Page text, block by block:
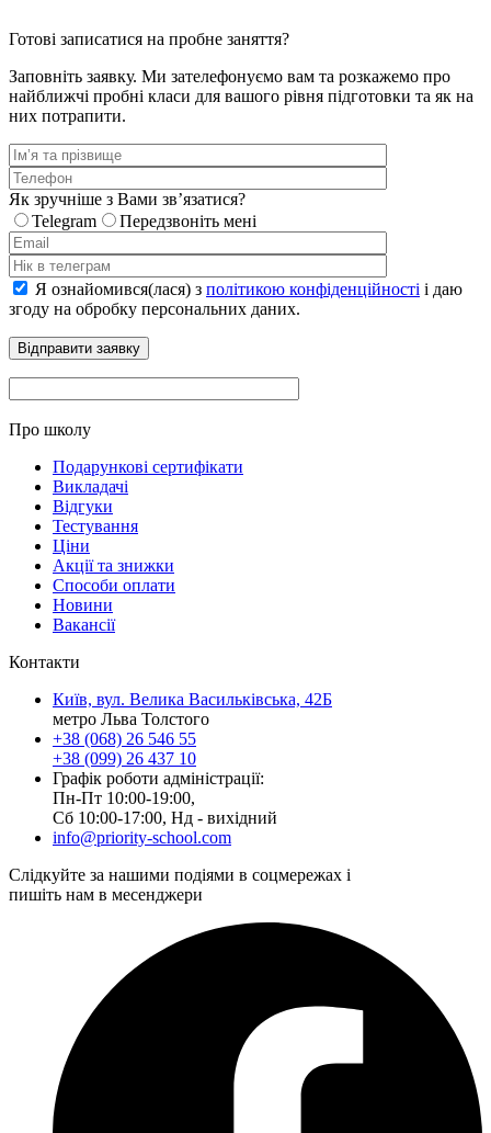
Готові записатися на пробне заняття?
Заповніть заявку. Ми зателефонуємо вам та розкажемо про
найближчі пробні класи для вашого рівня підготовки та як на
них потрапити.
Як зручніше з Вами звʼязатися?
Telegram
Передзвоніть мені
Я ознайомився(лася) з політикою конфіденційності і даю
згоду на обробку персональних даних.
Про школу
Подарункові сертифікати
Викладачі
Відгуки
Тестування
Ціни
Акції та знижки
Способи оплати
Новини
Вакансії
Контакти
Київ, вул. Велика Васильківська, 42Б
метро Льва Толстого
+38 (068) 26 546 55
+38 (099) 26 437 10
Графік роботи адміністрації:
Пн-Пт 10:00-19:00,
Сб 10:00-17:00, Нд - вихідний
info@priority-school.com
Слідкуйте за нашими подіями в соцмережах і
пишіть нам в месенджери